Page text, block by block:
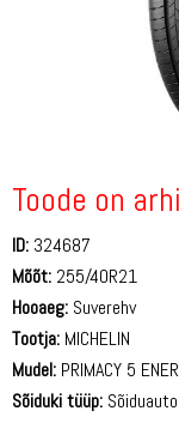
Toode on
ID: 324687
Mõõt: 255/40R21
Hooaeg: Suverehv
Tootja: MICHELIN
Mudel: PRIMACY 5
Sõiduki tüüp: Sõiduauto